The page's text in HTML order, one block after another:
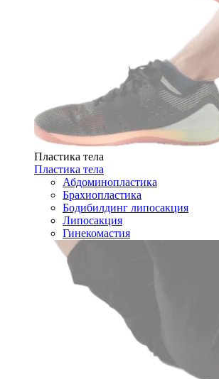
Пластика тела
Пластика тела
Абдоминопластика
Брахиопластика
Бодибилдинг липосакция
Липосакция
Гинекомастия